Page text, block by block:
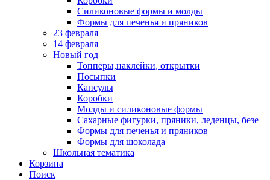
Силиконовые формы и молды
Формы для печенья и пряников
23 февраля
14 февраля
Новый год
Топперы,наклейки, открытки
Посыпки
Капсулы
Коробки
Молды и силиконовые формы
Сахарные фигурки, пряники, леденцы, безе
Формы для печенья и пряников
Формы для шоколада
Школьная тематика
Корзина
Поиск